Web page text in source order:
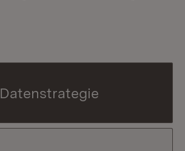
Datenstrategie